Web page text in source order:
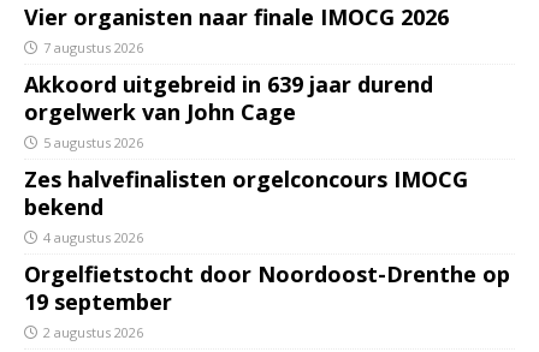
Vier organisten naar finale IMOCG 2026
7 augustus 2026
Akkoord uitgebreid in 639 jaar durend
orgelwerk van John Cage
5 augustus 2026
Zes halvefinalisten orgelconcours IMOCG
bekend
4 augustus 2026
Orgelfietstocht door Noordoost-Drenthe op
19 september
2 augustus 2026